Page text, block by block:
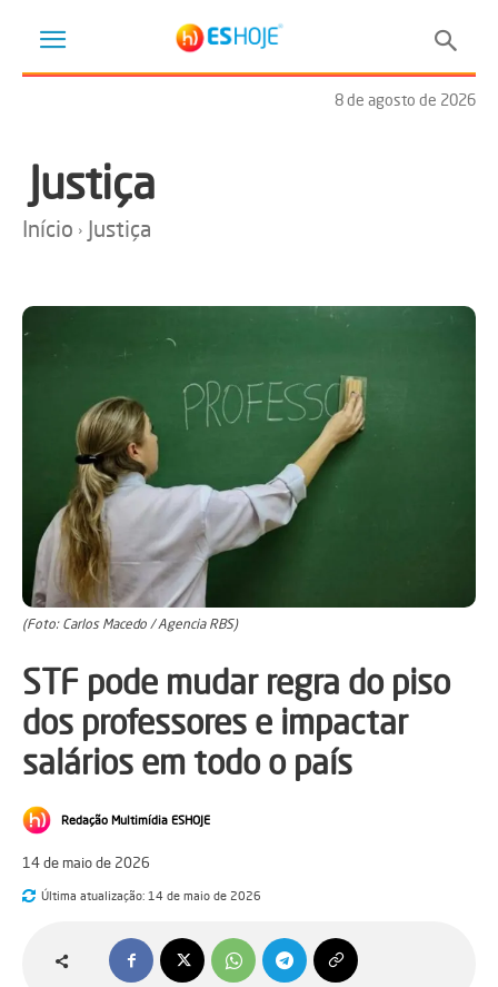
8 de agosto de 2026
Justiça
Início Justiça
(Foto: Carlos Macedo / Agencia RBS)
STF pode mudar regra do piso
dos professores e impactar
salários em todo o país
Redação Multimídia ESHOJE
14 de maio de 2026
Última atualização: 14 de maio de 2026